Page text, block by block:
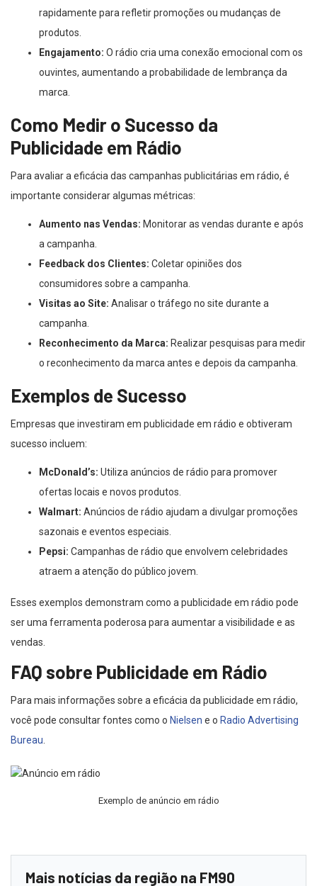
rapidamente para refletir promoções ou mudanças de
produtos.
Engajamento: O rádio cria uma conexão emocional com os
ouvintes, aumentando a probabilidade de lembrança da
marca.
Como Medir o Sucesso da
Publicidade em Rádio
Para avaliar a eficácia das campanhas publicitárias em rádio, é
importante considerar algumas métricas:
Aumento nas Vendas: Monitorar as vendas durante e após
a campanha.
Feedback dos Clientes: Coletar opiniões dos
consumidores sobre a campanha.
Visitas ao Site: Analisar o tráfego no site durante a
campanha.
Reconhecimento da Marca: Realizar pesquisas para medir
o reconhecimento da marca antes e depois da campanha.
Exemplos de Sucesso
Empresas que investiram em publicidade em rádio e obtiveram
sucesso incluem:
McDonald’s: Utiliza anúncios de rádio para promover
ofertas locais e novos produtos.
Walmart: Anúncios de rádio ajudam a divulgar promoções
sazonais e eventos especiais.
Pepsi: Campanhas de rádio que envolvem celebridades
atraem a atenção do público jovem.
Esses exemplos demonstram como a publicidade em rádio pode
ser uma ferramenta poderosa para aumentar a visibilidade e as
vendas.
FAQ sobre Publicidade em Rádio
Para mais informações sobre a eficácia da publicidade em rádio,
você pode consultar fontes como o Nielsen e o Radio Advertising
Bureau.
Exemplo de anúncio em rádio
Mais notícias da região na FM90